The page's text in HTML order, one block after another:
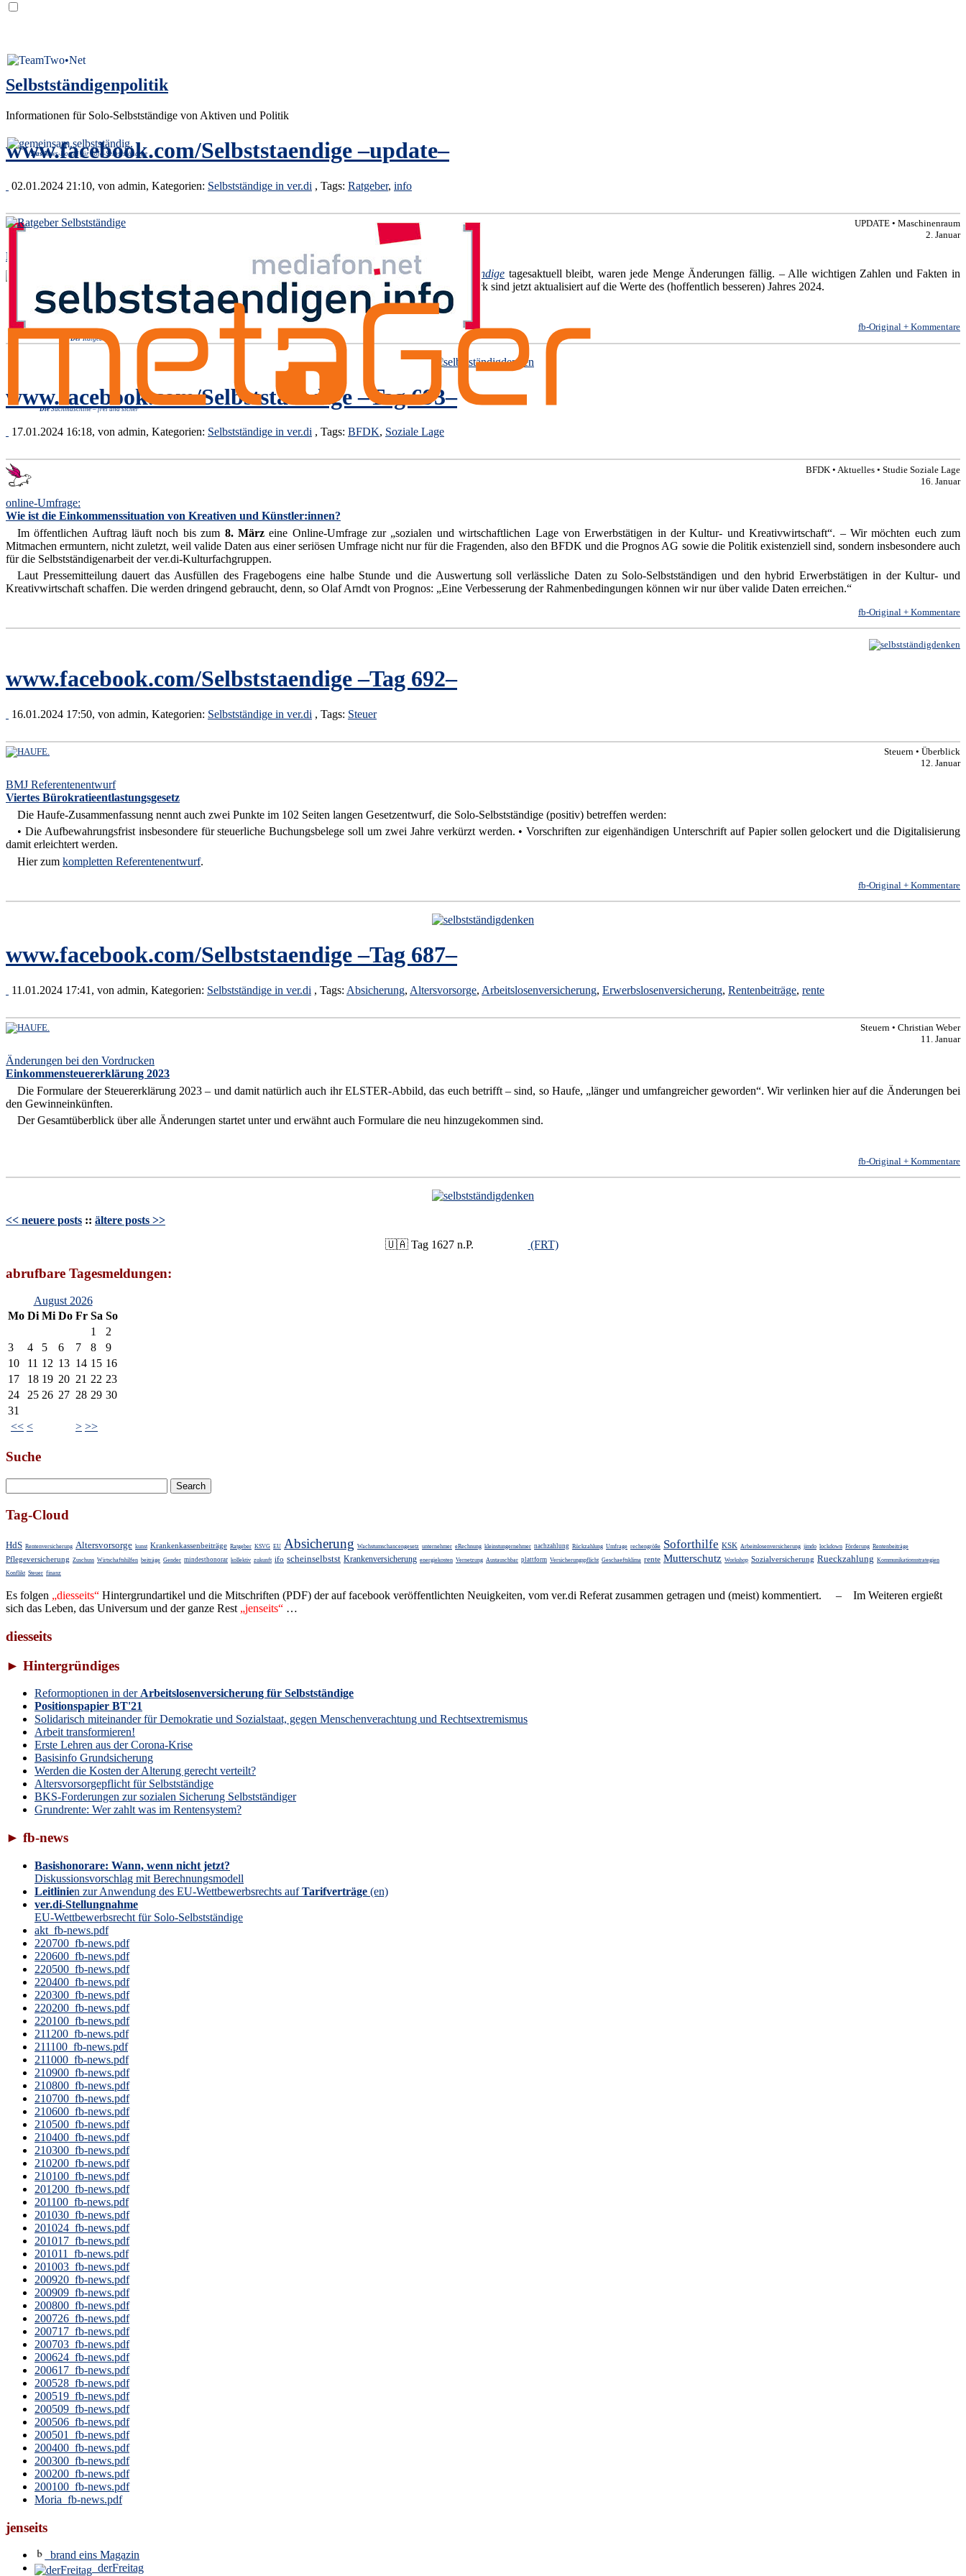
Selbstständigenpolitik
Informationen für Solo-Selbstständige von Aktiven und Politik
Das News-Portal für Solo-Selbstständige
DerRatgeber
DieSuchmaschine – frei und sicher
www.facebook.com/Selbststaendige –update–
02.01.2024 21:10, von admin, Kategorien: Selbstständige in ver.di , Tags: Ratgeber, info
UPDATE • Maschinenraum
2. Januar
Der Ratgeber von Selbstständigen für Selbstständige.
Damit derRatgeber Selbstständigetagesaktuell bleibt, waren jede Menge Änderungen fällig. – Alle wichtigen Zahlen und Fakten in
dem umfangreichen Standardwerk sind jetzt aktualisiert auf die Werte des (hoffentlich besseren) Jahres 2024.
[Und wenn uns etwas durchgerutscht ist: Bitte kurz unter
info@­selbst­staen­di­gen.in­foBescheid sagen.]
fb-Original + Kommentare
www.facebook.com/Selbststaendige –Tag 693–
17.01.2024 16:18, von admin, Kategorien: Selbstständige in ver.di , Tags: BFDK, Soziale Lage
BFDK • Aktuelles • Studie Soziale Lage
16. Januar
online-Umfrage:
Wie ist die Einkommenssituation von Kreativen und Künstler:innen?
Im öffentlichen Auftrag läuft noch bis zum 8. Märzeine Online-Umfrage zur „sozialen und wirtschaftlichen Lage von Erwerbstätigen in der Kultur- und Kreativwirtschaft“. – Wir möchten euch zum
Mitmachen ermuntern, nicht zuletzt, weil valide Daten aus einer seriösen Umfrage nicht nur für die Fragenden, also den BFDK und die Prognos AG sowie die Politik existenziell sind, sondern insbesondere auch
für die Selbstständigenarbeit der ver.di-Kulturfachgruppen.
Laut Pressemitteilung dauert das Ausfüllen des Fragebogens eine halbe Stunde und die Auswertung soll verlässliche Daten zu Solo-Selbstständigen und den hybrid Erwerbstätigen in der Kultur- und
Kreativwirtschaft schaffen. Die werden dringend gebraucht, denn, so Olaf Arndt von Prognos: „Eine Verbesserung der Rahmenbedingungen können wir nur über valide Daten erreichen.“
fb-Original + Kommentare
www.facebook.com/Selbststaendige –Tag 692–
16.01.2024 17:50, von admin, Kategorien: Selbstständige in ver.di , Tags: Steuer
Steuern • Überblick
12. Januar
BMJ Referentenentwurf
Viertes Bürokratieentlastungsgesetz
Die Haufe-Zusammenfassung nennt auch zwei Punkte im 102 Seiten langen Gesetzentwurf, die Solo-Selbstständige (positiv) betreffen werden:
• Die Aufbewahrungsfrist insbesondere für steuerliche Buchungsbelege soll um zwei Jahre verkürzt werden. • Vorschriften zur eigenhändigen Unterschrift auf Papier sollen gelockert und die Digitalisierung
damit erleichtert werden.
Hier zum kompletten Referentenentwurf.
fb-Original + Kommentare
www.facebook.com/Selbststaendige –Tag 687–
11.01.2024 17:41, von admin, Kategorien: Selbstständige in ver.di , Tags: Absicherung, Altersvorsorge, Arbeitslosenversicherung, Erwerbslosenversicherung, Rentenbeiträge, rente
Steuern • Christian Weber
11. Januar
Änderungen bei den Vordrucken
Einkommensteuererklärung 2023
Die Formulare der Steuererklärung 2023 – und damit natürlich auch ihr ELSTER-Abbild, das euch betrifft – sind, so Haufe, „länger und umfangreicher geworden“. Wir verlinken hier auf die Änderungen bei
den Gewinneinkünften.
Der Gesamtüberblick über alle Änderungen startet unter und erwähnt auch Formulare die neu hinzugekommen sind.
fb-Original + Kommentare
<< neuere posts :: ältere posts >>
🇺🇦 Tag 1627 n.P.
(FRT)
abrufbare Tagesmeldungen:
August 2026
Mo Di Mi Do Fr Sa So
1
2
3
4 5 6 7 8
9
10
11 12 13 14 15 16
17
18 19 20 21 22 23
24
25 26 27 28 29 30
31
<< < > >>
Suche
Tag-Cloud
HdS Rentenversicherung Altersvorsorge kunst Krankenkassenbeiträge Ratgeber KSVG EU Absicherung Wachstumschancengesetz unternehmer eRechnung kleinstungernehmer nachzahlung Rückzahlung Umfrage rechengröße Soforthilfe KSK Arbeitslosenversicherung jimdo lockdown Förderung Rentenbeiträge
Pflegeversicherung Zuschuss Wirtschaftshilfen beiträge Gender mindesthonorar kollektiv zukunft ifo scheinselbstst Krankenversicherung energiekosten Vernetzung Austauschbar plattform Versicherungspflicht Geschaeftsklima rente Mutterschutz Workshop Sozialversicherung Rueckzahlung Kommunikationsstrategien
Konflikt Steuer finanz
Es folgen „dies­seits“ Hin­ter­grund­ar­ti­kel und die Mit­schrif­ten (PDF) der auf face­book veröffentlichten Neu­ig­kei­ten, vom ver.di Referat zusammen ge­tra­gen und (meist) kom­men­tiert. – Im Weiteren ergießt
sich das Leben, das Uni­ver­sum und der ganze Rest „jenseits“ …
diesseits
► Hintergründiges
Reformoptionen in derArbeitslosenversicherung für Selbstständige
Positionspapier BT'21
Solidarisch miteinander für Demokratie und Sozialstaat, gegen Menschenverachtung und Rechtsextremismus
Arbeit transformieren!
Erste Lehren aus der Corona-Krise
Basisinfo Grundsicherung
Werden die Kosten der Alterung gerecht verteilt?
Altersvorsorgepflicht für Selbstständige
BKS-Forderungen zur sozialen Sicherung Selbstständiger
Grundrente: Wer zahlt was im Rentensystem?
► fb-news
Basishonorare: Wann, wenn nicht jetzt?
Diskussionsvorschlag mit Berechnungsmodell
Leitlinien zur Anwendung des EU-Wettbewerbsrechts aufTarifverträge (en)
ver.di-Stellungnahme
EU-Wettbewerbsrecht für Solo-Selbstständige
akt_fb-news.pdf
220700_fb-news.pdf
220600_fb-news.pdf
220500_fb-news.pdf
220400_fb-news.pdf
220300_fb-news.pdf
220200_fb-news.pdf
220100_fb-news.pdf
211200_fb-news.pdf
211100_fb-news.pdf
211000_fb-news.pdf
210900_fb-news.pdf
210800_fb-news.pdf
210700_fb-news.pdf
210600_fb-news.pdf
210500_fb-news.pdf
210400_fb-news.pdf
210300_fb-news.pdf
210200_fb-news.pdf
210100_fb-news.pdf
201200_fb-news.pdf
201100_fb-news.pdf
201030_fb-news.pdf
201024_fb-news.pdf
201017_fb-news.pdf
201011_fb-news.pdf
201003_fb-news.pdf
200920_fb-news.pdf
200909_fb-news.pdf
200800_fb-news.pdf
200726_fb-news.pdf
200717_fb-news.pdf
200703_fb-news.pdf
200624_fb-news.pdf
200617_fb-news.pdf
200528_fb-news.pdf
200519_fb-news.pdf
200509_fb-news.pdf
200506_fb-news.pdf
200501_fb-news.pdf
200400_fb-news.pdf
200300_fb-news.pdf
200200_fb-news.pdf
200100_fb-news.pdf
Moria_fb-news.pdf
jenseits
brand eins Magazin
derFreitag